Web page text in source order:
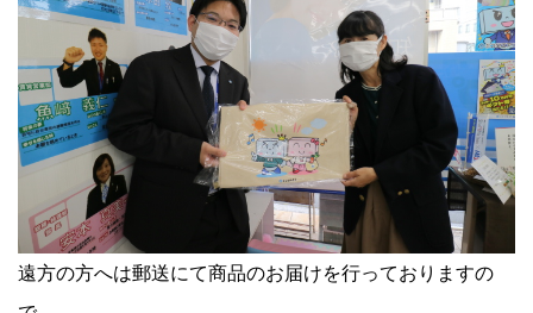
遠方の方へは郵送にて商品のお届けを行っておりますの